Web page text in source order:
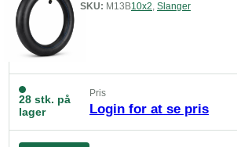
SKU: M13B10x2, Slanger
28 stk. på
lager
Pris
Login for at se pris